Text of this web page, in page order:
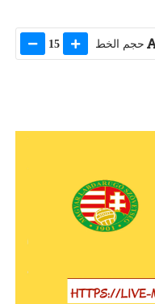
حجم الخط 15